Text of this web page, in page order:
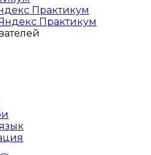
Практикум
Практикум